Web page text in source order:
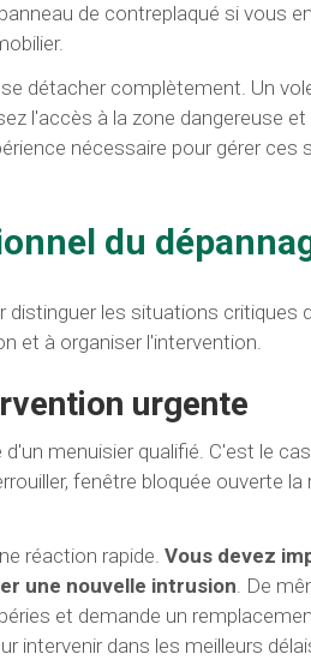
de contreplaqué si vous
détacher complètement. Un
l'accès à la zone dangereuse
nécessaire pour gérer
du
les situations critiques
et à organiser l'intervention.
urgente
menuisier qualifié. C'est le
fenêtre bloquée ouverte la
réaction rapide. Vous devez
une nouvelle intrusion. De
et demande un
intervenir dans les meilleurs